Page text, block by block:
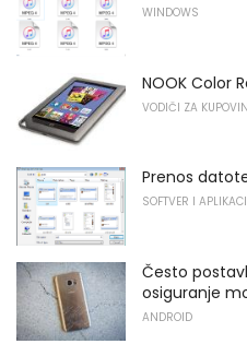
WINDOWS
NOOK Color
VODIČI ZA
Prenos
SOFTVER I
Često
osiguranje
ANDROID